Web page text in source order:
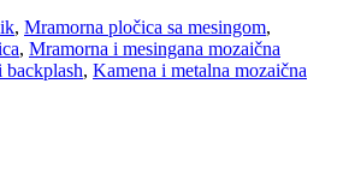
, Mramorna pločica sa mesingom,
, Mramorna i mesingana mozaična
, Kamena i metalna mozaična